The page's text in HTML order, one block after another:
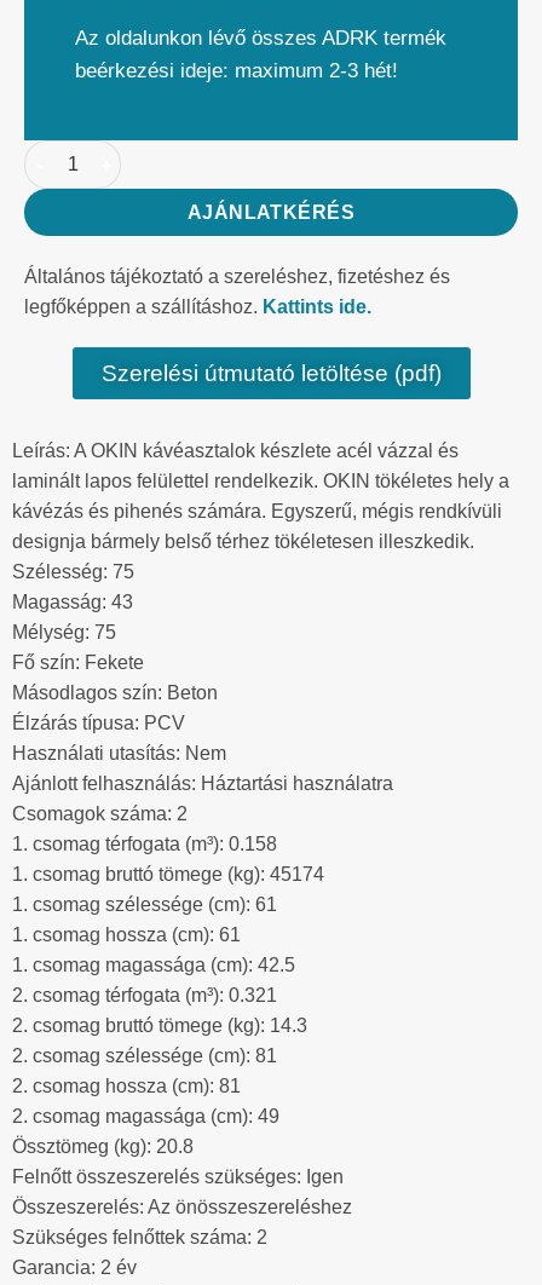
Az oldalunkon lévő összes ADRK termék
beérkezési ideje: maximum 2-3 hét!
AJÁNLATKÉRÉS
Általános tájékoztató a szereléshez, fizetéshez és
legfőképpen a szállításhoz. Kattints ide.
Szerelési útmutató letöltése (pdf)
Leírás: A OKIN kávéasztalok készlete acél vázzal és
laminált lapos felülettel rendelkezik. OKIN tökéletes hely a
kávézás és pihenés számára. Egyszerű, mégis rendkívüli
designja bármely belső térhez tökéletesen illeszkedik.
Szélesség: 75
Magasság: 43
Mélység: 75
Fő szín: Fekete
Másodlagos szín: Beton
Élzárás típusa: PCV
Használati utasítás: Nem
Ajánlott felhasználás: Háztartási használatra
Csomagok száma: 2
1. csomag térfogata (m³): 0.158
1. csomag bruttó tömege (kg): 45174
1. csomag szélessége (cm): 61
1. csomag hossza (cm): 61
1. csomag magassága (cm): 42.5
2. csomag térfogata (m³): 0.321
2. csomag bruttó tömege (kg): 14.3
2. csomag szélessége (cm): 81
2. csomag hossza (cm): 81
2. csomag magassága (cm): 49
Össztömeg (kg): 20.8
Felnőtt összeszerelés szükséges: Igen
Összeszerelés: Az önösszeszereléshez
Szükséges felnőttek száma: 2
Garancia: 2 év